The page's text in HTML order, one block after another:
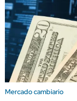
Mercado cambiario